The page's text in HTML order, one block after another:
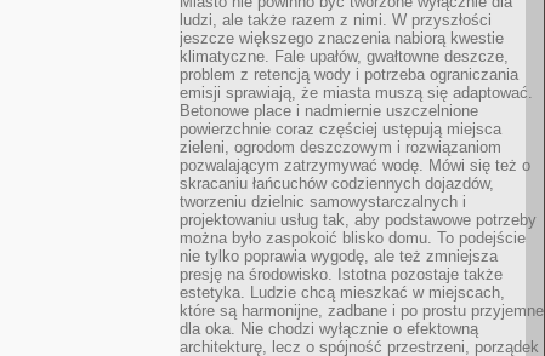
ludzi, ale także razem z nimi. W przyszłości
jeszcze większego znaczenia nabiorą kwestie
klimatyczne. Fale upałów, gwałtowne deszcze,
problem z retencją wody i potrzeba ograniczania
emisji sprawiają, że miasta muszą się adaptować.
Betonowe place i nadmiernie uszczelnione
powierzchnie coraz częściej ustępują miejsca
zieleni, ogrodom deszczowym i rozwiązaniom
pozwalającym zatrzymywać wodę. Mówi się też o
skracaniu łańcuchów codziennych dojazdów,
tworzeniu dzielnic samowystarczalnych i
projektowaniu usług tak, aby podstawowe potrzeby
można było zaspokoić blisko domu. To podejście
nie tylko poprawia wygodę, ale też zmniejsza
presję na środowisko. Istotna pozostaje także
estetyka. Ludzie chcą mieszkać w miejscach,
które są harmonijne, zadbane i po prostu przyjemne
dla oka. Nie chodzi wyłącznie o efektowną
architekturę, lecz o spójność przestrzeni, porządek